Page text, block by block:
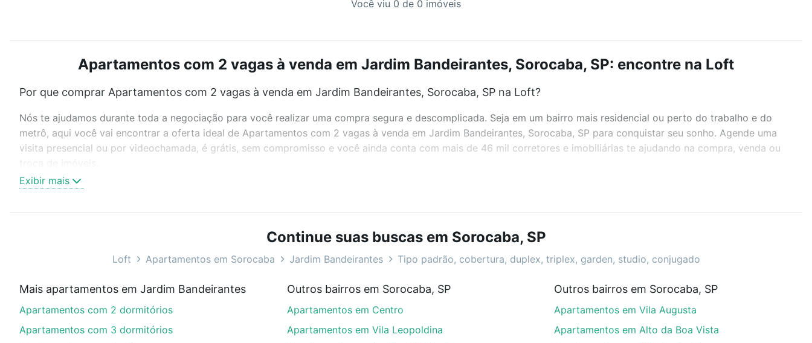
Você viu 0 de 0 imóveis
Apartamentos com 2 vagas à venda em Jardim Bandeirantes, Sorocaba, SP: encontre na Loft
Por que comprar Apartamentos com 2 vagas à venda em Jardim Bandeirantes, Sorocaba, SP na Loft?
Nós te ajudamos durante toda a negociação para você realizar uma compra segura e descomplicada. Seja em um bairro mais residencial ou perto do trabalho e do
metrô, aqui você vai encontrar a oferta ideal de Apartamentos com 2 vagas à venda em Jardim Bandeirantes, Sorocaba, SP para conquistar seu sonho. Agende uma
visita presencial ou por videochamada, é grátis, sem compromisso e você ainda conta com mais de 46 mil corretores e imobiliárias te ajudando na compra, venda ou
Como escolher um imóvel?
Use barra de busca no topo para pesquisar por ruas, bairros e até condomínios favoritos. Você também pode usar os filtros como quantidade de quartos, suítes, com
ou sem vaga de garagem para combinar perfeitamente com o preço, metragem e comodidades, como piscina, academia, salão de festas ou área verde e encontrar
Apartamentos com 2 vagas à venda em Jardim Bandeirantes, Sorocaba, SP ideal para você na Loft.
Aqui na Loft temos a oferta ideal para você, com Apartamentos com 2 vagas à venda em Jardim Bandeirantes, Sorocaba, SP que custam a partir de R$ 0 e com
nossas opções de financiamento imobiliário as parcelas podem se adequar ao seu orçamento. Se ainda tem alguma dúvida dos custos envolvidos no processo de
compra, veja em nosso portal quanto custa comprar um apartamento e conte com a gente para comprar o imóvel dos seus sonhos com segurança e conforto. Loft,
Exibir mais
Continue suas buscas em Sorocaba, SP
Loft Apartamentos em Sorocaba Jardim Bandeirantes Tipo padrão, cobertura, duplex, triplex, garden, studio, conjugado
Mais apartamentos em Jardim Bandeirantes
Apartamentos com 2 dormitórios
Apartamentos com 3 dormitórios
Outros bairros em Sorocaba, SP
Apartamentos em Centro
Apartamentos em Vila Leopoldina
Outros bairros em Sorocaba, SP
Apartamentos em Vila Augusta
Apartamentos em Alto da Boa Vista